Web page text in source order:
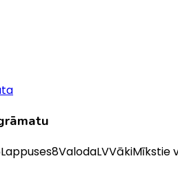
Lappuses8ValodaLVVākiMīkstie